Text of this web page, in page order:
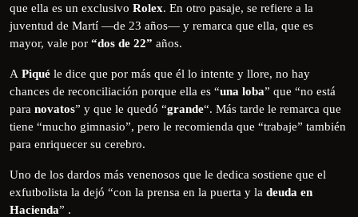
que ella es un exclusivo Rolex. En otro pasaje, se refiere a la
juventud de Martí —de 23 años— y remarca que ella, que es
mayor, vale por “dos de 22” años.
A Piqué le dice que por más que él lo intente y llore, no hay
chances de reconciliación porque ella es “una loba” que “no está
para novatos” y que le quedó “grande“. Más tarde le remarca que
tiene “mucho gimnasio”, pero le recomienda que “trabaje” también
para enriquecer su cerebro.
Uno de los dardos más venenosos que le dedica sostiene que el
exfutbolista la dejó “con la prensa en la puerta y la deuda en
Hacienda” .